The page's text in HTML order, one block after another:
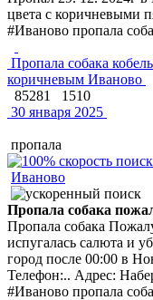
цвета с коричневыми
#Иваново пропала
Пропала собака
коричневым Иваново
85281
1510
30 января 2025
пропала
Иваново
Пропала собака
Пропала собака
испугалась салюта и
город после 00:00 в
Телефон:.. Адрес:
#Иваново пропала